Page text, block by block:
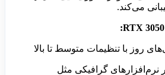
می‌کند.
روز با تنظیمات متوسط تا بالا
نرم‌افزارهای گرافیکی مثل